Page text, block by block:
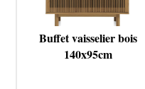
Buffet vaisselier bois
140x95cm